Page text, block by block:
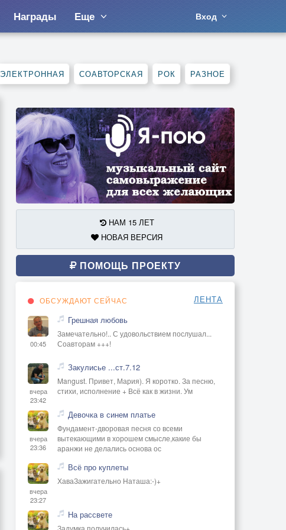
Награды Еще Вход
ЭЛЕКТРОННАЯ СОАВТОРСКАЯ РОК РАЗНОЕ
НАМ 15 ЛЕТ
НОВАЯ ВЕРСИЯ
ПОМОЩЬ ПРОЕКТУ
ОБСУЖДАЮТ СЕЙЧАС ЛЕНТА
00:45
Грешная любовь
Замечательно!.. С удовольствием послушал...
Соавторам +++!
вчера
23:42
Закулисье ...ст.7.12
Mangust. Привет, Мария). Я коротко. За песню,
стихи, исполнение + Всё как в жизни. Ум
вчера
23:36
Девочка в синем платье
Фундамент-дворовая песня со всеми
вытекающими в хорошем смысле,какие бы
аранжи не делались основа ос
вчера
23:27
Всё про куплеты
ХаваЗажигательно Наташа:-)+
На рассвете
Задумка получилась+